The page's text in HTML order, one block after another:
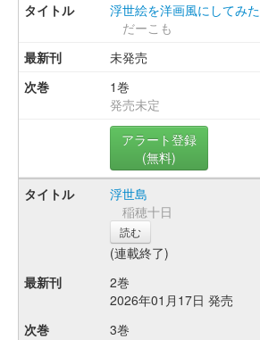
浮世絵を洋画風にしてみた
だーこも
未発売
1巻
発売未定
アラート登録
(無料)
浮世島
稲穂十日
読む
(連載終了)
2巻
2026年01月17日 発売
3巻